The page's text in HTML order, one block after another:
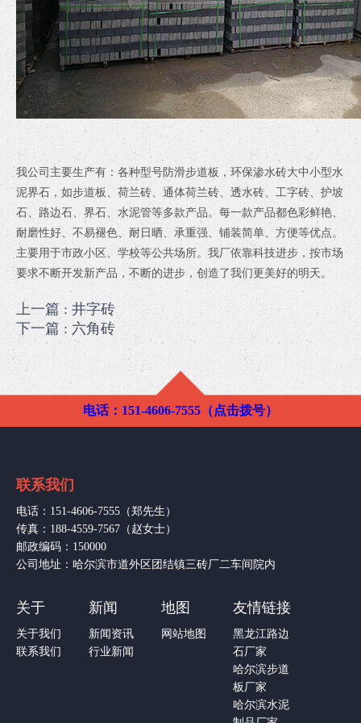
我公司主要生产有：各种型号防滑步道板，环保渗水砖大中小型水
泥界石，如步道板、荷兰砖、通体荷兰砖、透水砖、工字砖、护坡
石、路边石、界石、水泥管等多款产品。每一款产品都色彩鲜艳、
耐磨性好、不易褪色、耐日晒、承重强、铺装简单、方便等优点。
主要用于市政小区、学校等公共场所。我厂依靠科技进步，按市场
要求不断开发新产品，不断的进步，创造了我们更美好的明天。
上一篇 : 井字砖
下一篇 : 六角砖
电话：151-4606-7555（点击拨号）
联系我们
电话：151-4606-7555（郑先生）
传真：188-4559-7567（赵女士）
邮政编码：150000
公司地址：哈尔滨市道外区团结镇三砖厂二车间院内
关于
关于我们
联系我们
新闻
新闻资讯
行业新闻
地图
网站地图
友情链接
黑龙江路边
石厂家
哈尔滨步道
板厂家
哈尔滨水泥